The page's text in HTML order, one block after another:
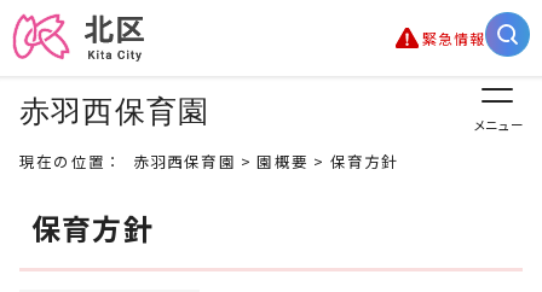
緊急情報
赤羽西保育園 メニュー
現在の位置： 赤羽西保育園 >園概要 > 保育方針
保育方針